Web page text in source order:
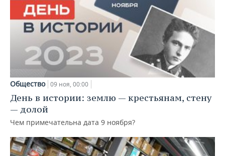
Общество 09 ноя, 00:00
День в истории: землю — крестьянам, стену
— долой
Чем примечательна дата 9 ноября?